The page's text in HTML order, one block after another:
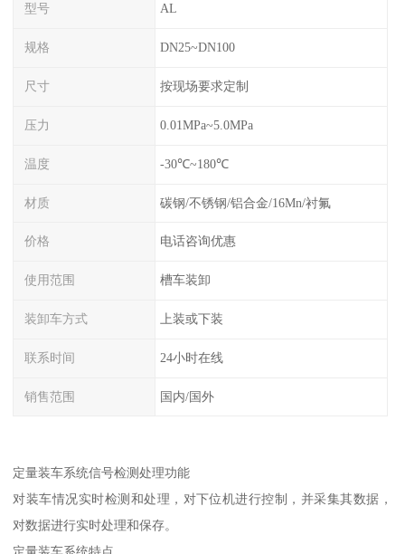
型号 AL
规格 DN25~DN100
尺寸 按现场要求定制
压力 0.01MPa~5.0MPa
温度 -30℃~180℃
材质 碳钢/不锈钢/铝合金/16Mn/衬氟
价格 电话咨询优惠
使用范围 槽车装卸
装卸车方式 上装或下装
联系时间 24小时在线
销售范围 国内/国外
定量装车系统信号检测处理功能
对装车情况实时检测和处理，对下位机进行控制，并采集其数据，
对数据进行实时处理和保存。